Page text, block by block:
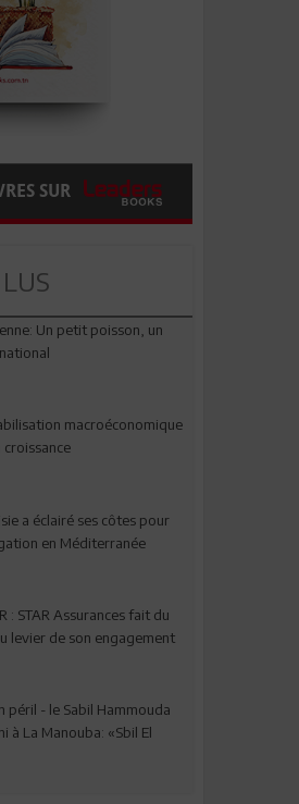
SUR
Un petit poisson, un
macroéconomique
croissance
a éclairé ses côtes pour
en Méditerranée
: STAR Assurances fait du
levier de son engagement
péril - le Sabil Hammouda
à La Manouba: «Sbil El